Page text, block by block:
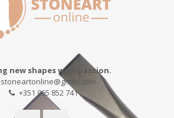
new shapes with passion.
stoneartonline@gmail.com
+351 965 852 741